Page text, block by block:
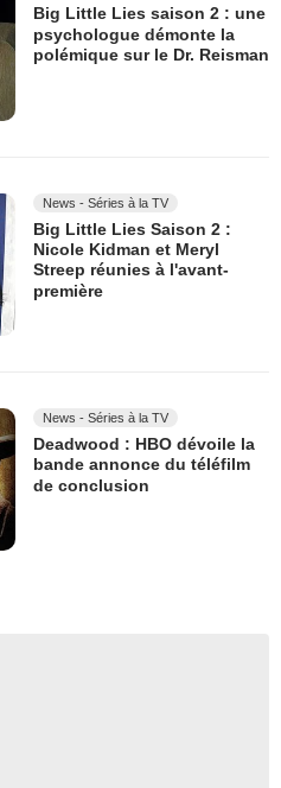
Big Little Lies saison 2 : une
psychologue démonte la
polémique sur le Dr. Reisman
News - Séries à la TV
Big Little Lies Saison 2 :
Nicole Kidman et Meryl
Streep réunies à l'avant-
première
News - Séries à la TV
Deadwood : HBO dévoile la
bande annonce du téléfilm
de conclusion